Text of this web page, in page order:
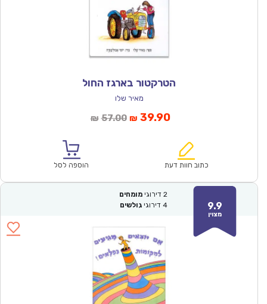
הטרקטור בארגז החול
מאיר שלו
₪ 57.00המחיר
₪57.00.
₪ 39.90המחיר
הוא:
כתוב חוות דעת הוספה לסל
9.9
מצוין
2 דירוגי מומחים
4 דירוגי גולשים